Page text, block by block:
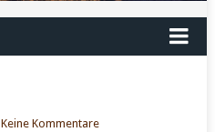
Keine Kommentare